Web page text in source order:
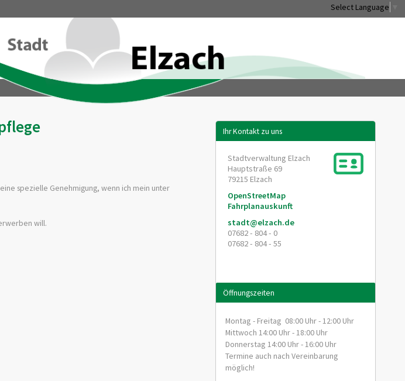
Select Language
spezielle Genehmigung, wenn ich mein unter
will.
Ihr Kontakt zu uns
Stadtverwaltung Elzach
Hauptstraße 69
79215 Elzach
OpenStreetMap
Fahrplanauskunft
stadt@elzach.de
07682 - 804 - 0
07682 - 804 - 55
Öffnungszeiten
Montag - Freitag 08:00 Uhr - 12:00 Uhr
Mittwoch 14:00 Uhr - 18:00 Uhr
Donnerstag 14:00 Uhr - 16:00 Uhr
Termine auch nach Vereinbarung
möglich!